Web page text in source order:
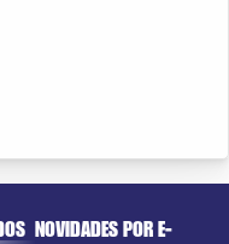
NOVIDADES POR E-